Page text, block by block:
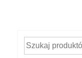
Szukaj: